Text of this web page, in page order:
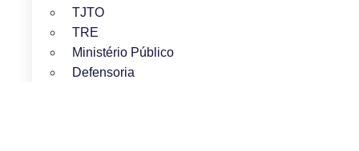
TJTO
TRE
Ministério Público
Defensoria